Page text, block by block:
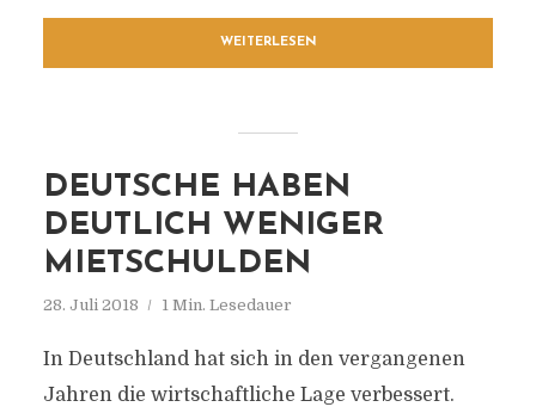
WEITERLESEN
DEUTSCHE HABEN
DEUTLICH WENIGER
MIETSCHULDEN
28. Juli 2018 1 Min. Lesedauer
In Deutschland hat sich in den vergangenen
Jahren die wirtschaftliche Lage verbessert.